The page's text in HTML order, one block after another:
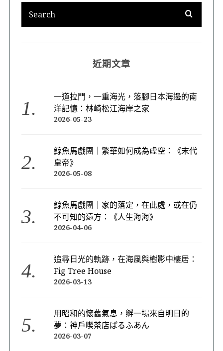
近期文章
一道拉門，一重海光，落腳日本海邊的南
洋記憶：林崎松江海岸之家
2026-05-23
鯨魚馬戲團｜繁華如何成為虛空：《末代
皇帝》
2026-05-08
鯨魚馬戲團｜家的落定，在此處，或在仍
不可知的遠方：《人生海海》
2026-04-06
追尋日光的軌跡，在海風與樹影中棲居：
Fig Tree House
2026-03-13
用昭和的懷舊氣息，孵一場來自明日的
夢：神戶喫茶店ぱるふあん
2026-03-07